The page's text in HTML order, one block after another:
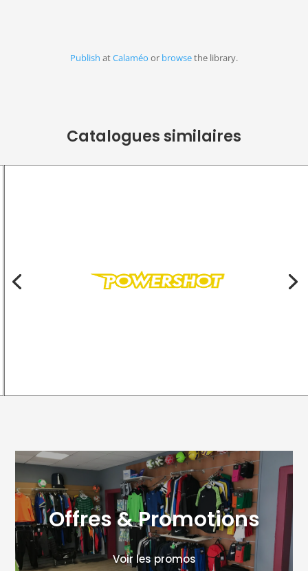
Publish atCalaméo or browsethe library.
Catalogues similaires
Offres & Promotions
Voir les promos